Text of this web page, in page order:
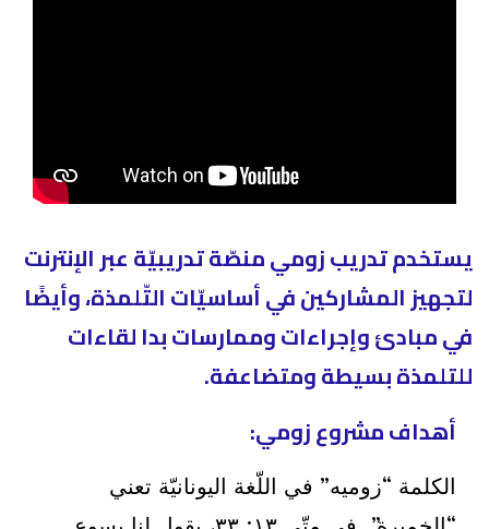
يستخدم تدريب زومي منصّة تدريبيّة عبر الإنترنت
لتجهيز المشاركين في أساسيّات التّلمذة، وأيضًا
في مبادئ وإجراءات وممارسات بدا لقاءات
للتلمذة بسيطة ومتضاعفة.
أهداف مشروع زومي:
الكلمة “زوميه” في اللّغة اليونانيّة تعني